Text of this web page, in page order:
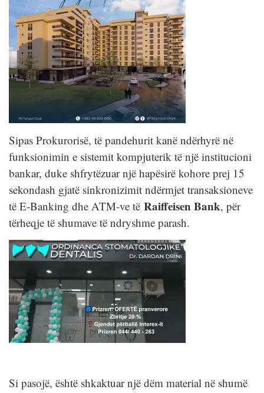
Sipas Prokurorisë, të pandehurit kanë ndërhyrë në
funksionimin e sistemit kompjuterik të një institucioni
bankar, duke shfrytëzuar një hapësirë kohore prej 15
sekondash gjatë sinkronizimit ndërmjet transaksioneve
të E-Banking dhe ATM-ve të Raiffeisen Bank, për
tërheqje të shumave të ndryshme parash.
Si pasojë, është shkaktuar një dëm material në shumë